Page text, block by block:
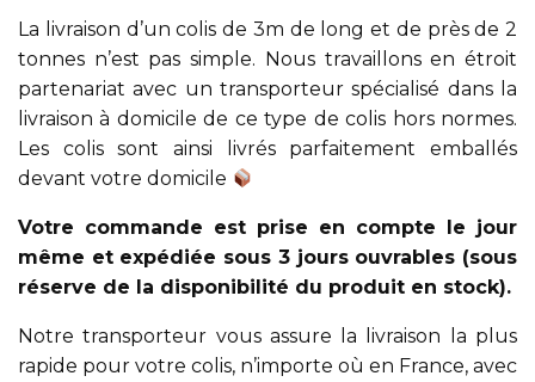
La livraison d’un colis de 3m de long et de près de 2
tonnes n’est pas simple. Nous travaillons en étroit
partenariat avec un transporteur spécialisé dans la
livraison à domicile de ce type de colis hors normes.
Les colis sont ainsi livrés parfaitement emballés
devant votre domicile
Votre commande est prise en compte le jour
même et expédiée sous 3 jours ouvrables (sous
réserve de la disponibilité du produit en stock).
Notre transporteur vous assure la livraison la plus
rapide pour votre colis, n’importe où en France, avec